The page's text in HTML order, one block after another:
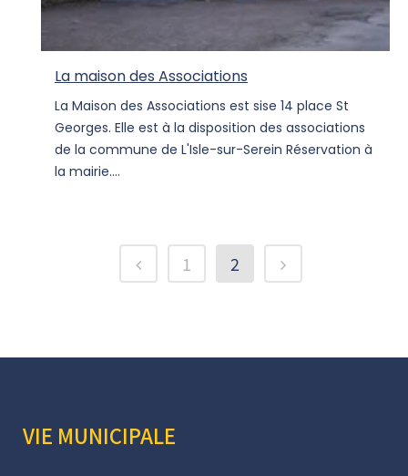
La maison des Associations
La Maison des Associations est sise 14 place St
Georges. Elle est à la disposition des associations
de la commune de L'Isle-sur-Serein Réservation à
la mairie....
1 2
VIE MUNICIPALE